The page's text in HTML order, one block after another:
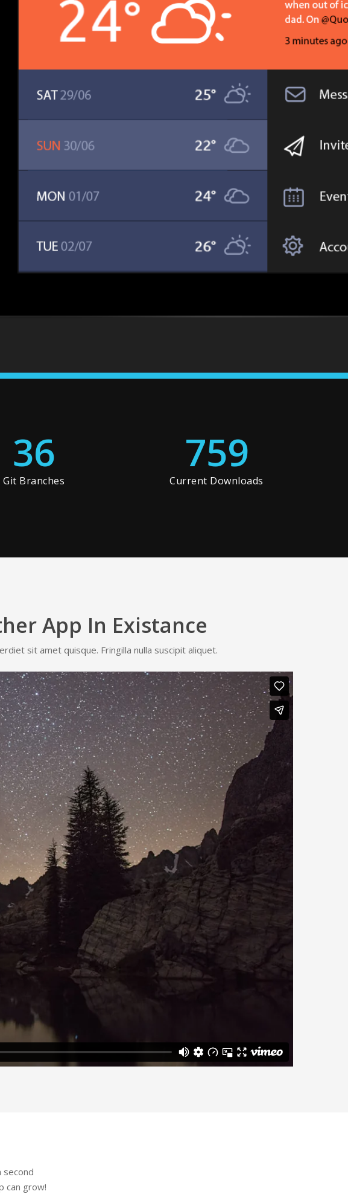
36
Git Branches
759
Current Downloads
App In Existance
sit amet quisque. Fringilla nulla suscipit aliquet.
second
can grow!